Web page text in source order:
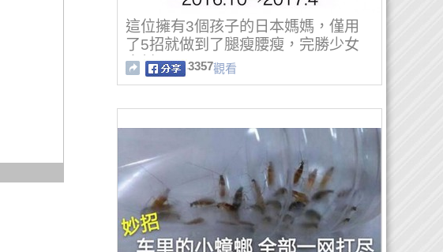
這位擁有3個孩子的日本媽媽，僅用
了5招就做到了腿瘦腰瘦，完勝少女
身材！
3357觀看